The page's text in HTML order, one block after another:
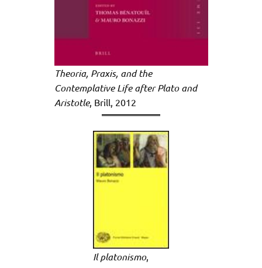
Theoria, Praxis, and the
Contemplative Life after Plato and
Aristotle, Brill, 2012
Il platonismo,